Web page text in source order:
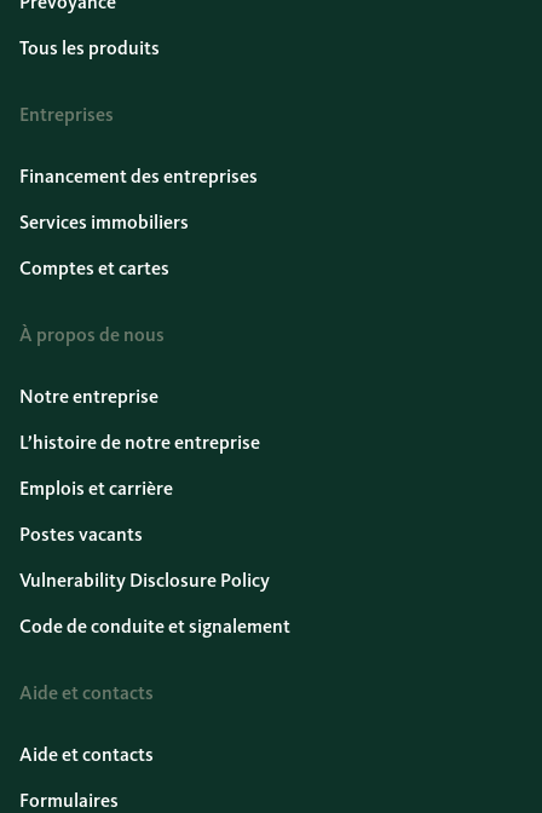
Tous les produits
Entreprises
Financement des entreprises
Services immobiliers
Comptes et cartes
À propos de nous
Notre entreprise
L’histoire de notre entreprise
Emplois et carrière
Postes vacants
Vulnerability Disclosure Policy
Code de conduite et signalement
Aide et contacts
Aide et contacts
Formulaires